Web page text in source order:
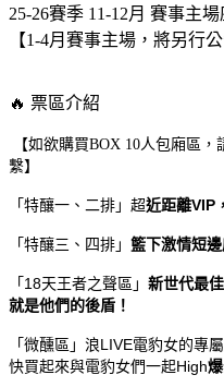
25-26賽季 11-12月 賽事主
【1-4月賽事主場，將另行
🔥 票區介紹
【如欲購買BOX 10人包廂區
繫】
「特釀一、二排」超近距離VIP
「特釀三、四排」 籃下激情短
「18天王者之聲區」 新世代最
就是他們的後盾！
「微醺區」浪LIVE電豹女的專
快買起來與電豹女們一起High